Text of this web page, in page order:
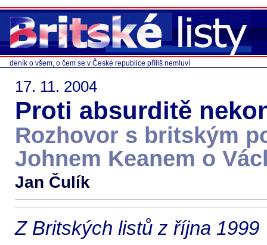
deník o všem, o čem se v České republice příliš nemluví
17. 11. 2004
Proti absurditě
Rozhovor s britským
Johnem Keanem o
Jan Čulík
Z Britských listů z října 1999